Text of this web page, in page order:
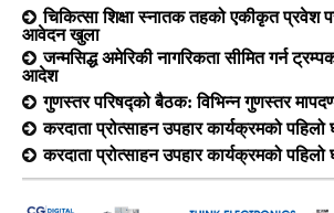
चिकित्सा शिक्षा स्नातक तहको एकीकृत प्रवेश
आवेदन खुला
जन्मसिद्ध अमेरिकी नागरिकता सीमित गर्न
आदेश
गुणस्तर परिषद्को बैठक: विभिन्न गुणस्तर
करदाता प्रोत्साहन उपहार कार्यक्रमको
करदाता प्रोत्साहन उपहार कार्यक्रमको